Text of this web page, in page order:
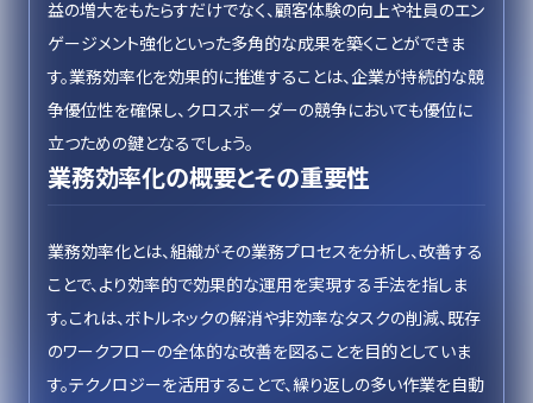
益の増大をもたらすだけでなく、顧客体験の向上や社員のエン
ゲージメント強化といった多角的な成果を築くことができま
す。業務効率化を効果的に推進することは、企業が持続的な競
争優位性を確保し、クロスボーダーの競争においても優位に
立つための鍵となるでしょう。
業務効率化の概要とその重要性
業務効率化とは、組織がその業務プロセスを分析し、改善する
ことで、より効率的で効果的な運用を実現する手法を指しま
す。これは、ボトルネックの解消や非効率なタスクの削減、既存
のワークフローの全体的な改善を図ることを目的としていま
す。テクノロジーを活用することで、繰り返しの多い作業を自動